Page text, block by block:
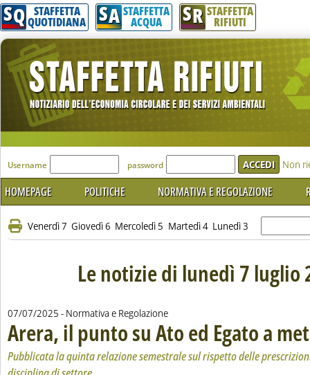
SQ STAFFETTA
QUOTIDIANA SA STAFFETTA
ACQUA SR STAFFETTA
RIFIUTI
'Modulo Login per accedere'
Username password Non
HOMEPAGE POLITICHE NORMATIVA E REGOLAZIONE
Venerdì 7 Giovedì 6 Mercoledì 5 Martedì 4 Lunedì 3
Le notizie di lunedì 7 luglio
07/07/2025 - Normativa e Regolazione
Arera, il punto su Ato ed Egato a
Pubblicata la quinta relazione semestrale sul rispetto delle